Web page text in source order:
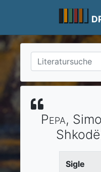
Pepa,
Sigle